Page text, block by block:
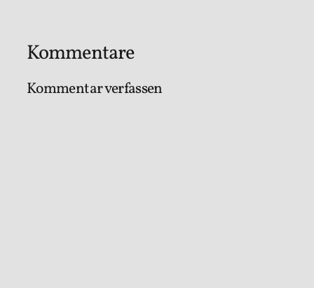
Kommentare
Kommentar verfassen